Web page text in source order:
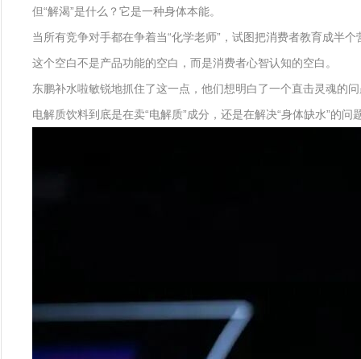
但“解渴”是什么？它是一种身体本能。
当所有竞争对手都在争着当“化学老师”，试图把消费者教育成半
这个空白不是产品功能的空白，而是消费者心智认知的空白。
东鹏补水啦敏锐地抓住了这一点，他们想明白了一个直击灵魂的
电解质饮料到底是在卖“电解质”成分，还是在解决“身体缺水”的问